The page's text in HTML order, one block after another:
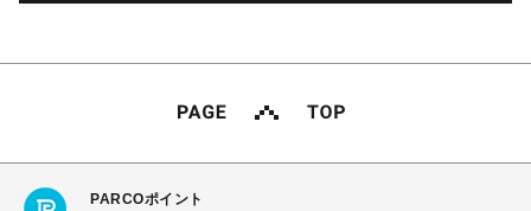
PARCOポイント